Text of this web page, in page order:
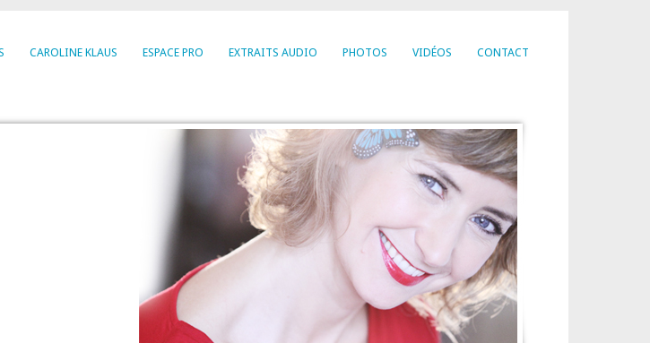
CAROLINE KLAUS ESPACE PRO EXTRAITS AUDIO PHOTOS VIDÉOS CONTACT